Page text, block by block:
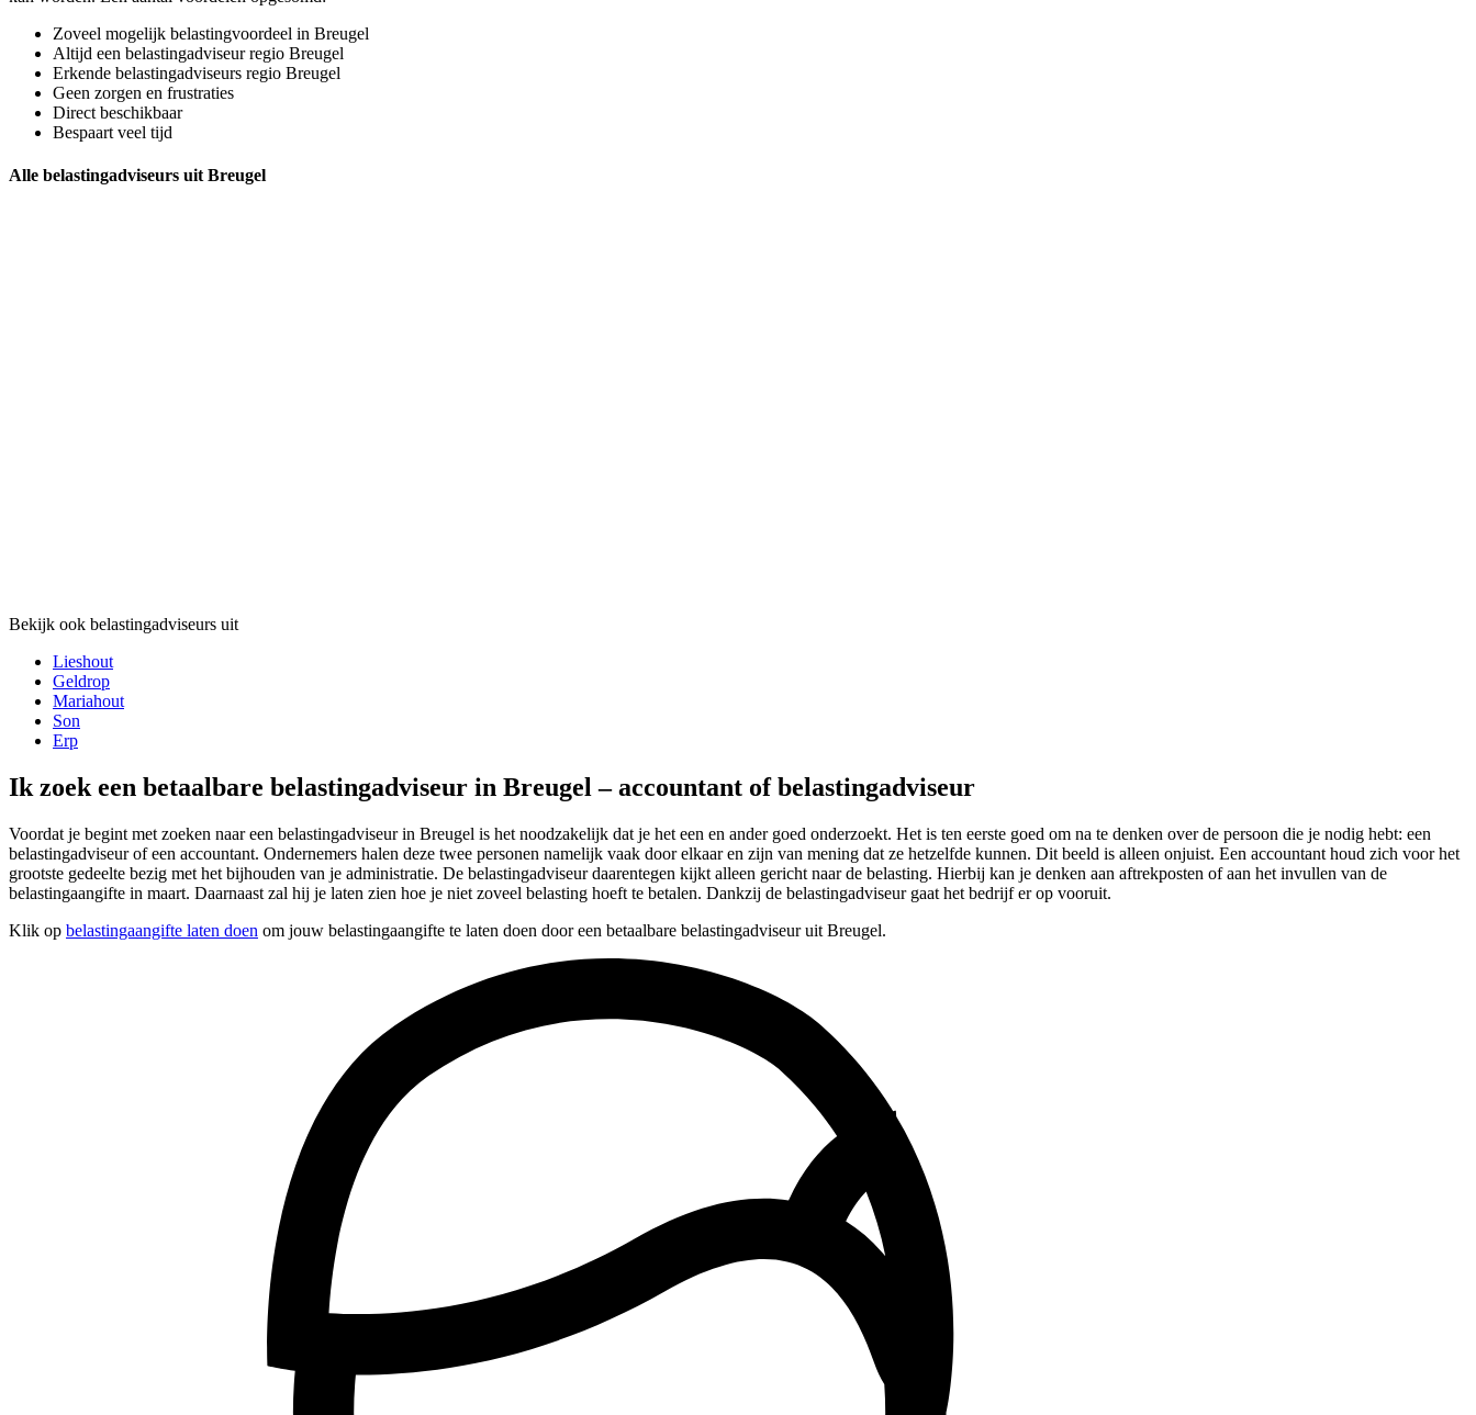
Zoveel mogelijk belastingvoordeel in Breugel
Altijd een belastingadviseur regio Breugel
Erkende belastingadviseurs regio Breugel
Geen zorgen en frustraties
Direct beschikbaar
Bespaart veel tijd
Alle belastingadviseurs uit Breugel
Bekijk ook belastingadviseurs uit
Lieshout
Geldrop
Mariahout
Son
Erp
Ik zoek een betaalbare belastingadviseur in Breugel – accountant of belastingadviseur
Voordat je begint met zoeken naar een belastingadviseur in Breugel is het noodzakelijk dat je het een en ander goed onderzoekt. Het is ten eerste goed om na te denken over de persoon die je nodig hebt: een
belastingadviseur of een accountant. Ondernemers halen deze twee personen namelijk vaak door elkaar en zijn van mening dat ze hetzelfde kunnen. Dit beeld is alleen onjuist. Een accountant houd zich voor het
grootste gedeelte bezig met het bijhouden van je administratie. De belastingadviseur daarentegen kijkt alleen gericht naar de belasting. Hierbij kan je denken aan aftrekposten of aan het invullen van de
belastingaangifte in maart. Daarnaast zal hij je laten zien hoe je niet zoveel belasting hoeft te betalen. Dankzij de belastingadviseur gaat het bedrijf er op vooruit.
Klik op belastingaangifte laten doen om jouw belastingaangifte te laten doen door een betaalbare belastingadviseur uit Breugel.